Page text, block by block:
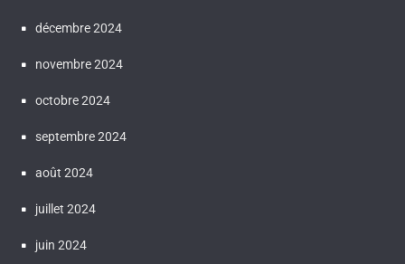
décembre 2024
novembre 2024
octobre 2024
septembre 2024
août 2024
juillet 2024
juin 2024